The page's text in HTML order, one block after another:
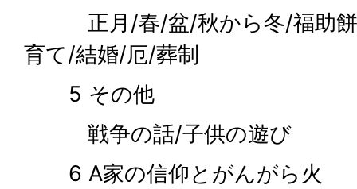
正月/春/盆/秋から冬/福助餅
育て/結婚/厄/葬制
5 その他
戦争の話/子供の遊び
6 A家の信仰とがんがら火